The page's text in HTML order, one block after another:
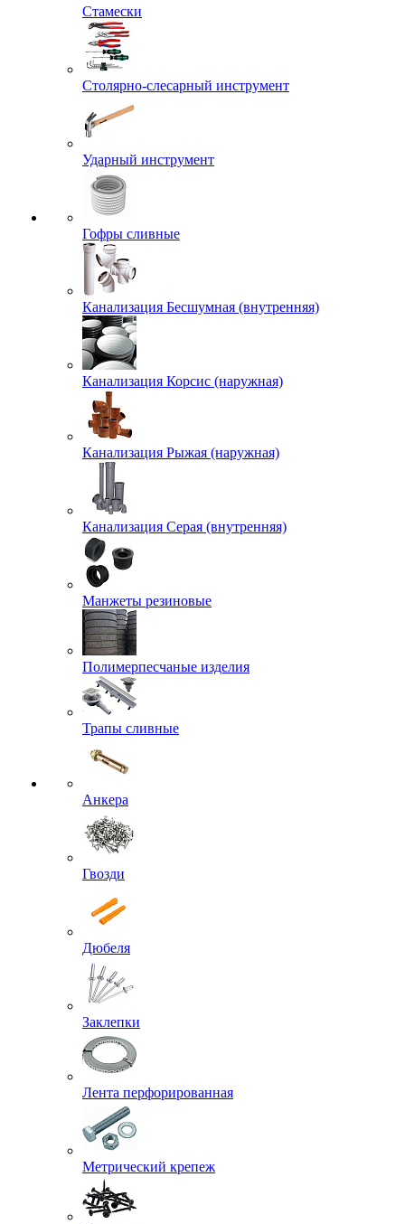
Стамески
Столярно-слесарный инструмент
Ударный инструмент
Гофры сливные
Канализация Бесшумная (внутренняя)
Канализация Корсис (наружная)
Канализация Рыжая (наружная)
Канализация Серая (внутренняя)
Манжеты резиновые
Полимерпесчаные изделия
Трапы сливные
Анкера
Гвозди
Дюбеля
Заклепки
Лента перфорированная
Метрический крепеж